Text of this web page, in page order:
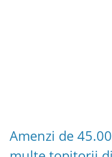
Amenzi de